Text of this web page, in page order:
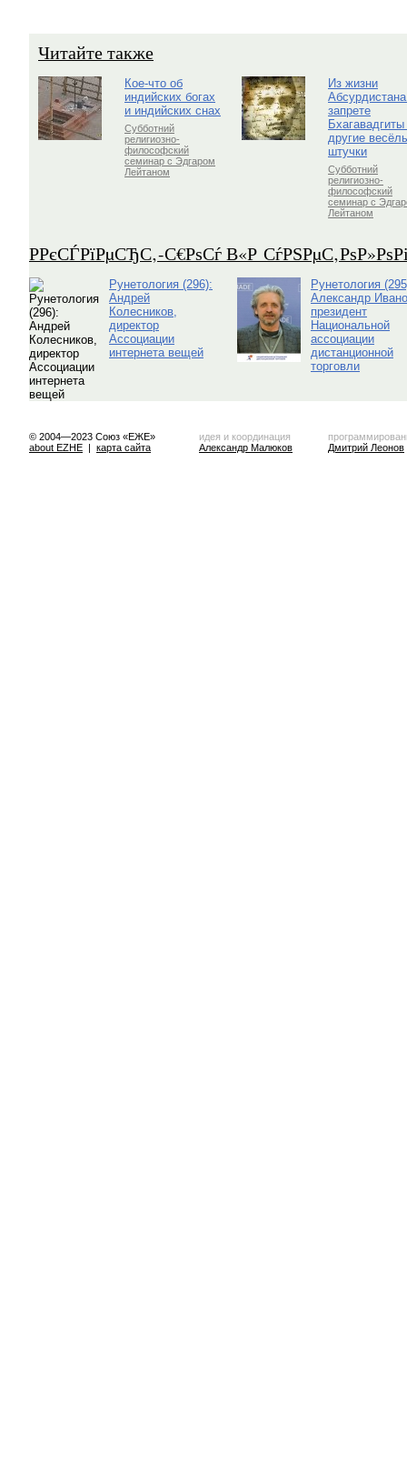
Читайте также
Кое-что об
индийских богах
и индийских снах
Субботний
религиозно-
философский
семинар с Эдгаром
Лейтаном
Из жизни
запрете
Бхагавадгиты
другие
штучки
Субботний
религиозно-
философский
семинар с
Лейтаном
Р­РєСЃРїРµСЂС‚-С€РѕСѓ В«Р
Рунетология (296):
Андрей
Колесников,
директор
Ассоциации
интернета вещей
Рунетология
Александр
президент
Национальной
ассоциации
дистанционной
торговли
© 2004—2023 Союз «ЕЖЕ»
about EZHE | карта сайта
идея и координация
Александр Малюков
Дмитрий Леонов